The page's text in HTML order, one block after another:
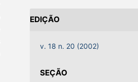
EDIÇÃO
v. 18 n. 20 (2002)
SEÇÃO